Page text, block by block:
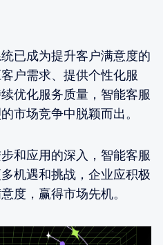
已成为提升客户满意度的
户需求、提供个性化服
优化服务质量，智能客服
市场竞争中脱颖而出。
和应用的深入，智能客服
机遇和挑战，企业应积极
度，赢得市场先机。